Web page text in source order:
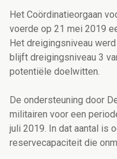
Het Coördinatieorgaan
voerde op 21 mei 2019
Het dreigingsniveau
blijft dreigingsniveau 3
potentiële doelwitten.
De ondersteuning door
militairen voor een
juli 2019. In dat aantal is
reservecapaciteit die